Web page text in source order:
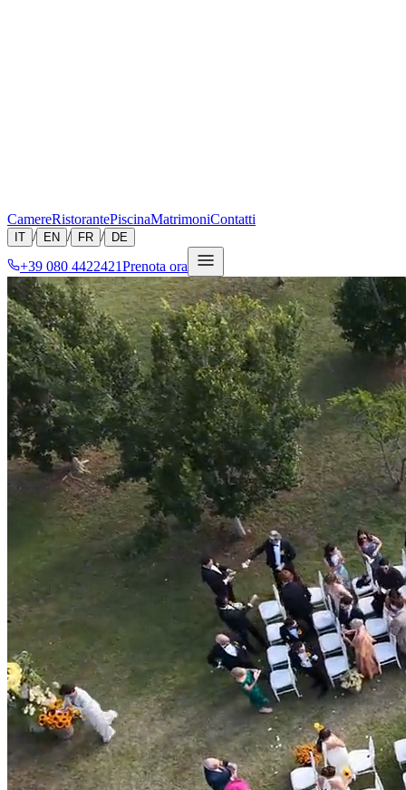
CamereRistorantePiscinaMatrimoniContatti
IT / EN / FR / DE
+39 080 4422421Prenota ora